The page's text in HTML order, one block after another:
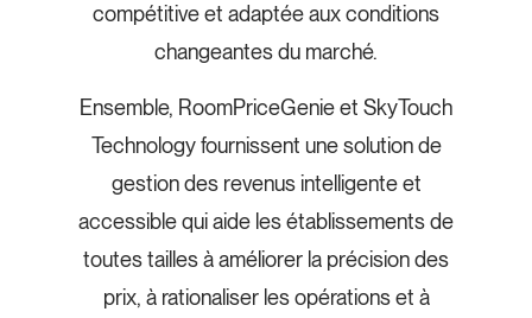
compétitive et adaptée aux conditions
changeantes du marché.
Ensemble, RoomPriceGenie et SkyTouch
Technology fournissent une solution de
gestion des revenus intelligente et
accessible qui aide les établissements de
toutes tailles à améliorer la précision des
prix, à rationaliser les opérations et à